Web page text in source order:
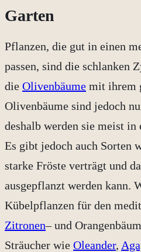
Garten
Pflanzen, die gut in einen
passen, sind die schlanken
die Olivenbäume mit ihrem
Olivenbäume sind jedoch
deshalb werden sie meist
Es gibt jedoch auch Sorten
starke Fröste verträgt und
ausgepflanzt werden kann.
Kübelpflanzen für den
Zitronen– und
Sträucher wie Oleander,